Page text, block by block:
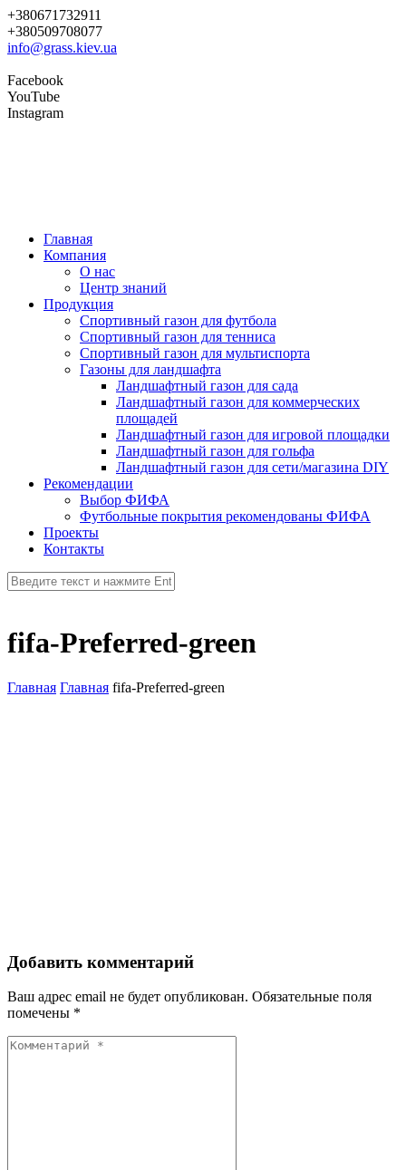
+380671732911
+380509708077
info@grass.kiev.ua
Facebook
YouTube
Instagram
Главная
Компания
О нас
Центр знаний
Продукция
Cпортивный газон для футбола
Cпортивный газон для тенниса
Cпортивный газон для мультиспорта
Газоны для ландшафта
Ландшафтный газон для сада
Ландшафтный газон для коммерческих
площадей
Ландшафтный газон для игровой площадки
Ландшафтный газон для гольфа
Ландшафтный газон для сети/магазина DIY
Рекомендации
Выбор ФИФА
Футбольные покрытия рекомендованы ФИФА
Проекты
Контакты
fifa-Preferred-green
Главная Главная fifa-Preferred-green
Добавить комментарий
Ваш адрес email не будет опубликован. Обязательные поля
помечены *